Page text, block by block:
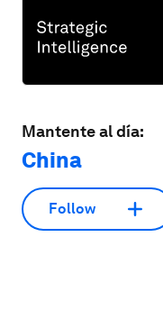
Mantente al día:
China
Follow